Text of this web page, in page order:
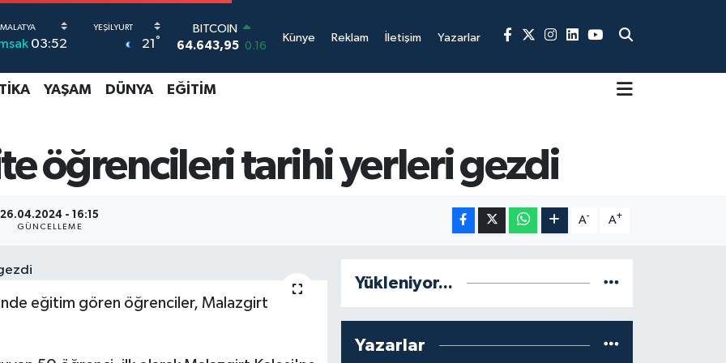
03:52 21 °
BITCOIN
64.643,95 0.16
47,6704
EURO
64,2143
GRAM ALTIN
6500.87
0.12
Künye Reklam İletişim Yazarlar
YAŞAM DÜNYA EĞITIM
öğrencileri tarihi yerleri gezdi
26.04.2024 - 16:15
GÜNCELLEME
A- A+
eğitim gören öğrenciler, Malazgirt
Yükleniyor...
Yazarlar